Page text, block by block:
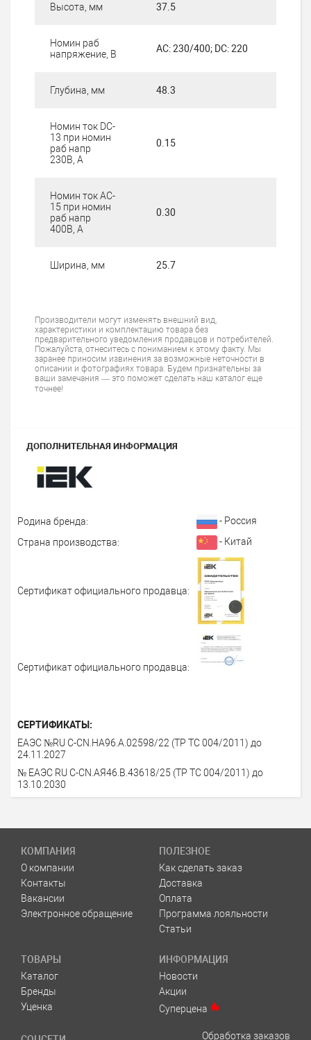
Высота, мм 37.5
Номин раб
напряжение, В
AC: 230/400; DC: 220
Глубина, мм 48.3
Номин ток DC-
13 при номин
раб напр
230В, А
0.15
Номин ток AC-
15 при номин
раб напр
400В, А
0.30
Ширина, мм 25.7
Производители могут изменять внешний вид,
характеристики и комплектацию товара без
предварительного уведомления продавцов и потребителей.
Пожалуйста, отнеситесь с пониманием к этому факту. Мы
заранее приносим извинения за возможные неточности в
описании и фотографиях товара. Будем признательны за
ваши замечания — это поможет сделать наш каталог еще
точнее!
ДОПОЛНИТЕЛЬНАЯ ИНФОРМАЦИЯ
Родина бренда:
- Россия
Страна производства:
- Китай
Сертификат официального продавца:
Сертификат официального продавца:
СЕРТИФИКАТЫ:
ЕАЭС №RU С-СN.НА96.А.02598/22 (ТР ТС 004/2011) до
24.11.2027
№ ЕАЭС RU C-CN.АЯ46.В.43618/25 (ТР ТС 004/2011) до
13.10.2030
КОМПАНИЯ
О компании
Контакты
Вакансии
Электронное обращение
ПОЛЕЗНОЕ
Как сделать заказ
Доставка
Оплата
Программа лояльности
Статьи
ТОВАРЫ
Каталог
Бренды
Уценка
ИНФОРМАЦИЯ
Новости
Акции
Суперцена
Обработка заказов